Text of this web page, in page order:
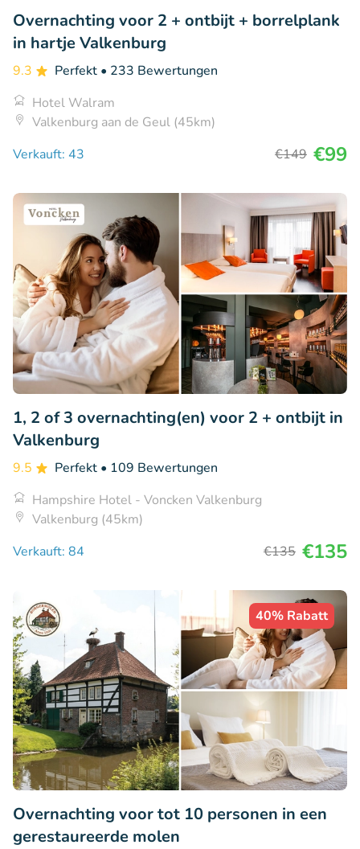
Overnachting voor 2 + ontbijt + borrelplank
in hartje Valkenburg
9.3 Perfekt • 233 Bewertungen
Hotel Walram
Valkenburg aan de Geul (45km)
Verkauft: 43
€149 €99
1, 2 of 3 overnachting(en) voor 2 + ontbijt in
Valkenburg
9.5 Perfekt • 109 Bewertungen
Hampshire Hotel - Voncken Valkenburg
Valkenburg (45km)
Verkauft: 84
€135 €135
40% Rabatt
Overnachting voor tot 10 personen in een
gerestaureerde molen